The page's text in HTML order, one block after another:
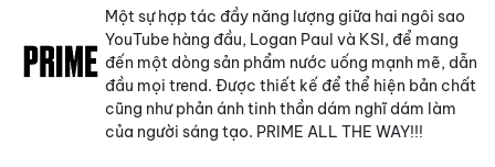
Một sự hợp tác đầy năng lượng giữa hai ngôi sao
YouTube hàng đầu, Logan Paul và KSI, để mang
đến một dòng sản phẩm nước uống mạnh mẽ, dẫn
đầu mọi trend. Được thiết kế để thể hiện bản chất
cũng như phản ánh tinh thần dám nghĩ dám làm
của người sáng tạo. PRIME ALL THE WAY!!!